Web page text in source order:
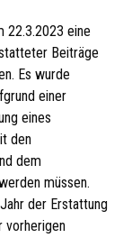
22.3.2023 eine
Beiträge
Es wurde
einer
eines
den
dem
müssen.
der Erstattung
vorherigen